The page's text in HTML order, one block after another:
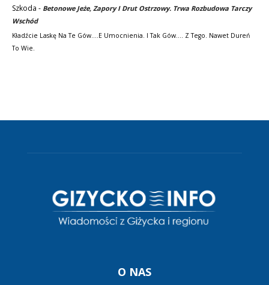
Szkoda - Betonowe Jeże, Zapory I Drut Ostrzowy. Trwa Rozbudowa Tarczy
Wschód
Kładźcie Laskę Na Te Gów....e Umocnienia. I Tak Gów.... Z Tego. Nawet Dureń
To Wie.
O NAS